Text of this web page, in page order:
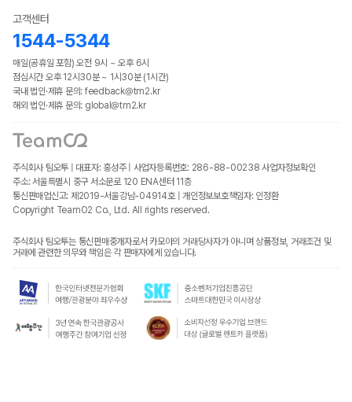
고객센터
1544-5344
매일(공휴일 포함) 오전 9시 ~ 오후 6시
점심시간 오후 12시30분 ~ 1시30분 (1시간)
국내 법인·제휴 문의: feedback@tm2.kr
해외 법인·제휴 문의: global@tm2.kr
주식회사 팀오투 | 대표자: 홍성주 | 사업자등록번호: 286-88-00238 사업자정보확인
주소: 서울특별시 중구 서소문로 120 ENA센터 11층
통신판매업신고: 제2019-서울강남-04914호 | 개인정보보호책임자: 인정환
Copyright TeamO2 Co., Ltd. All rights reserved.
주식회사 팀오투는 통신판매중개자로서 카모아의 거래당사자가 아니며 상품정보, 거래조건 및
거래에 관련한 의무와 책임은 각 판매자에게 있습니다.